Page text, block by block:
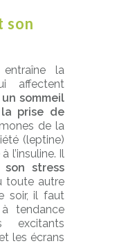
son
la
affectent
un sommeil
prise de
de la
(leptine)
l’insuline. Il
son stress
toute autre
soir, il faut
tendance
excitants
les écrans